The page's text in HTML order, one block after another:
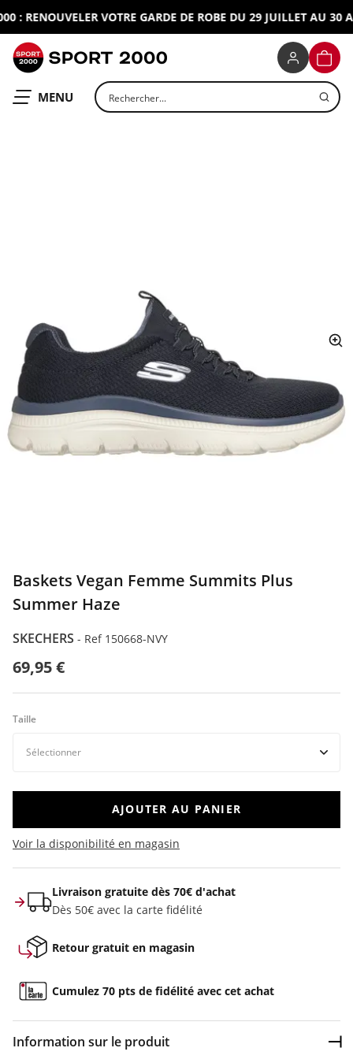
: RENOUVELER VOTRE GARDE DE ROBE DU 29 JUILLET AU 30
OUVRIR LE
MENU Rechercher un produit
Baskets Vegan Femme Summits Plus
Summer Haze
SKECHERS - Ref 150668-NVY
69,95 €
Taille
AJOUTER AU PANIER
Voir la disponibilité en magasin
Livraison gratuite dès 70€ d'achat
Dès 50€ avec la carte fidélité
Retour gratuit en magasin
Cumulez 70 pts de fidélité avec cet achat
Information sur le produit